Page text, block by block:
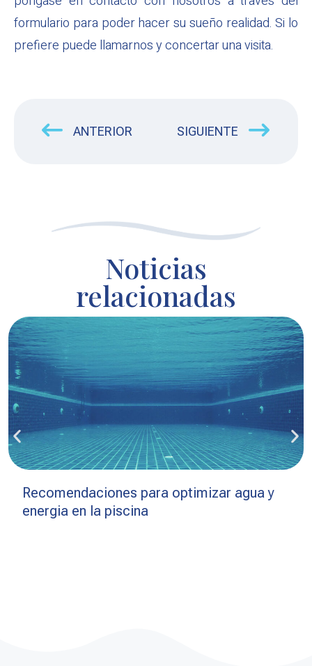
formulario para poder hacer su sueño realidad. Si lo
prefiere puede llamarnos y concertar una visita.
ANTERIOR SIGUIENTE
Noticias
relacionadas
Recomendaciones para optimizar agua y
energia en la piscina